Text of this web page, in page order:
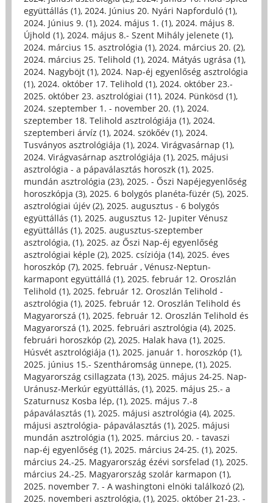
együttállás (1), 2024. Június 20. Nyári Napforduló (1),
2024. Június 9. (1), 2024. május 1. (1), 2024. május 8.
Újhold (1), 2024. május 8.- Szent Mihály jelenete (1),
2024. március 15. asztrológia (1), 2024. március 20. (2),
2024. március 25. Telihold (1), 2024. Mátyás ugrása (1),
2024. Nagyböjt (1), 2024. Nap-éj egyenlőség asztrológia
(1), 2024. október 17. Telihold (1), 2024. október 23.-
2025. október 23. asztrológiai (11), 2024. Pünkösd (1),
2024. szeptember 1. - november 20. (1), 2024.
szeptember 18. Telihold asztrológiája (1), 2024.
szeptemberi árvíz (1), 2024. szökőév (1), 2024.
Tusványos asztrológiája (1), 2024. Virágvasárnap (1),
2024. Virágvasárnap asztrológiája (1), 2025, májusi
asztrológia - a pápaválasztás horoszk (1), 2025.
mundán asztrológia (23), 2025. - Őszi Napéjegyenlőség
horoszkópja (3), 2025. 6 bolygós planéta-füzér (5), 2025.
asztrológiai újév (2), 2025. augusztus - 6 bolygós
együttállás (1), 2025. augusztus 12- Jupiter Vénusz
együttállás (1), 2025. augusztus-szeptember
asztrológia, (1), 2025. az Őszi Nap-éj egyenlőség
asztrológiai képle (2), 2025. csíziója (14), 2025. éves
horoszkóp (7), 2025. február , Vénusz-Neptun-
karmapont együttállá (1), 2025. február 12. Oroszlán
Telihold (1), 2025. február 12. Oroszlán Telihold -
asztrológia (1), 2025. február 12. Oroszlán Telihold és
Magyarorszá (1), 2025. február 12. Oroszlán Telihold és
Magyarorszá (1), 2025. februári asztrológia (4), 2025.
februári horoszkóp (2), 2025. Halak hava (1), 2025.
Húsvét asztrológiája (1), 2025. január 1. horoszkóp (1),
2025. június 15.- Szentháromság ünnepe, (1), 2025.
Magyarország csillagzata (13), 2025. május 24-25. Nap-
Uránusz-Merkúr együttállás, (1), 2025. május 25.- a
Szaturnusz Kosba lép, (1), 2025. május 7.-8
pápaválasztás (1), 2025. májusi asztrológia (4), 2025.
májusi asztrológia- pápaválasztás (1), 2025. májusi
mundán asztrológia (1), 2025. március 20. - tavaszi
nap-éj egyenlőség (1), 2025. március 24-25. (1), 2025.
március 24.-25. Magyarország ézévi sorsfelad (1), 2025.
március 24.-25. Magyarország szolár karmapon (1),
2025. november 7. - A washingtoni elnöki találkozó (2),
2025. novemberi asztrológia, (1), 2025. október 21-23. -